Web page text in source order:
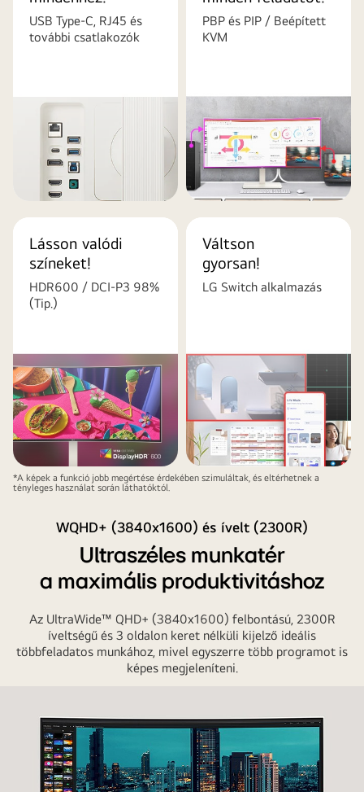
USB Type‑C, RJ45 és
további csatlakozók
PBP és PIP / Beépített
KVM
Lásson valódi
színeket!
HDR600 / DCI-P3 98%
(Tip.)
Váltson
gyorsan!
LG Switch alkalmazás
*A képek a funkció jobb megértése érdekében szimuláltak, és eltérhetnek a
tényleges használat során láthatóktól.
WQHD+ (3840x1600) és ívelt (2300R)
Ultraszéles munkatér
a maximális produktivitáshoz
Az UltraWide™ QHD+ (3840x1600) felbontású, 2300R
íveltségű és 3 oldalon keret nélküli kijelző ideális
többfeladatos munkához, mivel egyszerre több programot is
képes megjeleníteni.